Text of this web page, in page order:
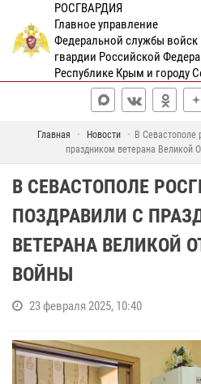
РОСГВАРДИЯ
Главное управление
Федеральной службы
гвардии Российской
Республике Крым и городу
Главная Новости
В Севастополе
праздником ветерана Великой
В СЕВАСТОПОЛЕ
ПОЗДРАВИЛИ С
ВЕТЕРАНА ВЕЛИКОЙ
ВОЙНЫ
23 февраля 2025, 10:40